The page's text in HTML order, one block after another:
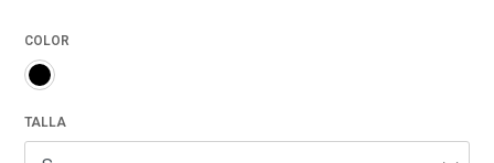
COLOR
TALLA